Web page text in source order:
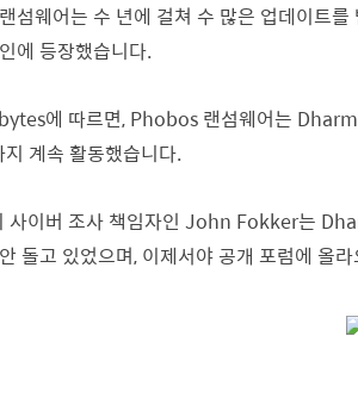
섬웨어는 수 년에 걸쳐 수 많은 업데이트
에 등장했습니다.
에 따르면, Phobos 랜섬웨어는
계속 활동했습니다.
사이버 조사 책임자인 John Fokker는
돌고 있었으며, 이제서야 공개 포럼에 올